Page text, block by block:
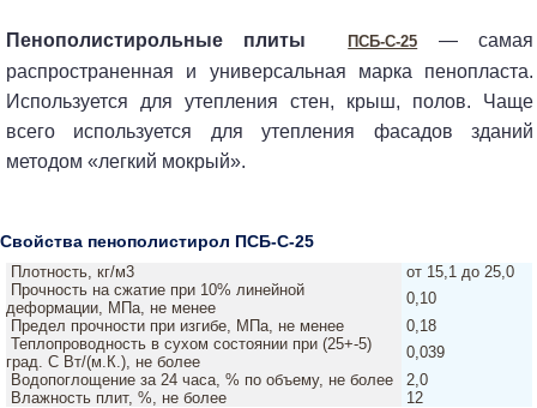
Пенополистирольные плиты ПСБ-C-25 — самая
распространенная и универсальная марка пенопласта.
Используется для утепления стен, крыш, полов. Чаще
всего используется для утепления фасадов зданий
методом «легкий мокрый».
Свойства пенополистирол ПСБ-С-25
Плотность, кг/м3
от 15,1 до 25,0
Прочность на сжатие при 10% линейной
деформации, МПа, не менее
0,10
Предел прочности при изгибе, МПа, не менее
0,18
Теплопроводность в сухом состоянии при (25+-5)
град. С Вт/(м.К.), не более
0,039
Водопоглощение за 24 часа, % по объему, не более
2,0
Влажность плит, %, не более
12